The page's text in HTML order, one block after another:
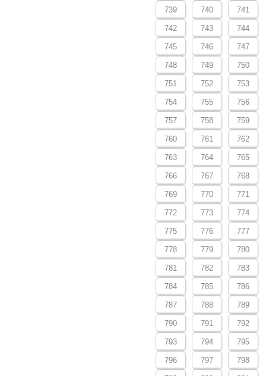
739 740 741
742 743 744
745 746 747
748 749 750
751 752 753
754 755 756
757 758 759
760 761 762
763 764 765
766 767 768
769 770 771
772 773 774
775 776 777
778 779 780
781 782 783
784 785 786
787 788 789
790 791 792
793 794 795
796 797 798